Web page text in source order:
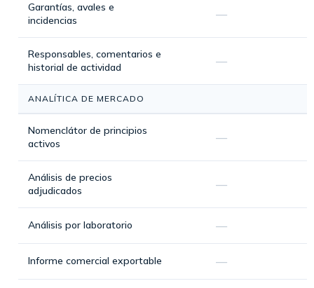
Garantías, avales e
incidencias
—
Responsables, comentarios e
historial de actividad
—
ANALÍTICA DE MERCADO
Nomenclátor de principios
activos
—
Análisis de precios
adjudicados
—
Análisis por laboratorio —
Informe comercial exportable —